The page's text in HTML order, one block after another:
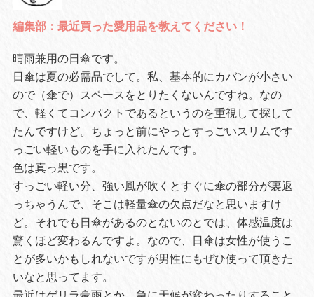
編集部：最近買った愛用品を教えてください！
晴雨兼用の日傘です。
日傘は夏の必需品でして。私、基本的にカバンが小さい
ので（傘で）スペースをとりたくないんですね。なの
で、軽くてコンパクトであるというのを重視して探して
たんですけど。ちょっと前にやっとすっごいスリムです
っごい軽いものを手に入れたんです。
色は真っ黒です。
すっごい軽い分、強い風が吹くとすぐに傘の部分が裏返
っちゃうんで、そこは軽量傘の欠点だなと思いますけ
ど。それでも日傘があるのとないのとでは、体感温度は
驚くほど変わるんですよ。なので、日傘は女性が使うこ
とが多いかもしれないですが男性にもぜひ使って頂きた
いなと思ってます。